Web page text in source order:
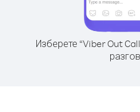
Изберете “Viber Out